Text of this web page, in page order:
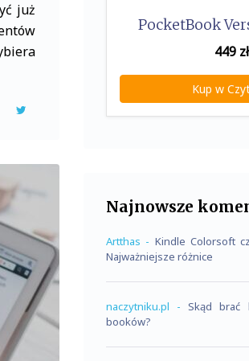
już
i
r
PocketBook
449 zł
Kup w
Najnowsze
Artthas - Kindle Colorsoft
Najważniejsze różnice
naczytniku.pl - Skąd brać
booków?